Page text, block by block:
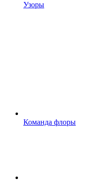
Узоры
Команда флоры